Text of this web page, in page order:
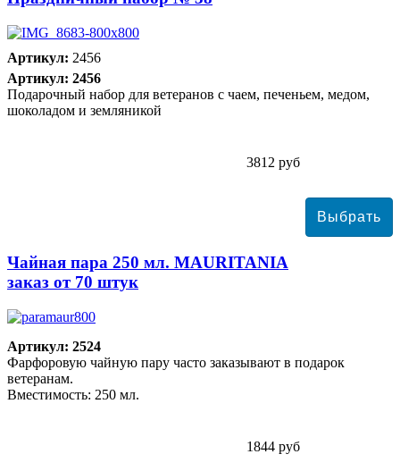
Артикул: 2456
Артикул: 2456
Подарочный набор для ветеранов с чаем, печеньем, медом,
шоколадом и земляникой
3812 руб
Чайная пара 250 мл. MAURITANIA
заказ от 70 штук
Артикул: 2524
Фарфоровую чайную пару часто заказывают в подарок
ветеранам.
Вместимость: 250 мл.
1844 руб